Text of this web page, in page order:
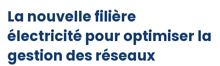
La nouvelle filière
électricité pour optimiser la
gestion des réseaux